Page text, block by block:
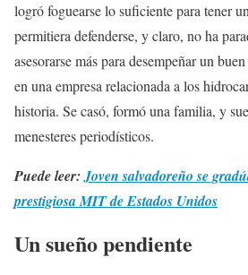
logró foguearse lo suficiente para tener
permitiera defenderse, y claro, no ha
asesorarse más para desempeñar un
en una empresa relacionada a los
historia. Se casó, formó una familia, y
menesteres periodísticos.
Puede leer:Joven salvadoreño se
prestigiosa MIT de Estados Unidos
Un sueño pendiente